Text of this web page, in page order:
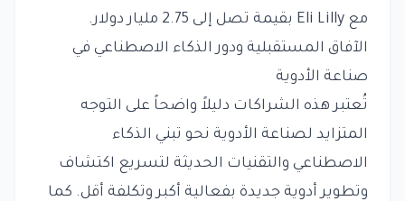
مع Eli Lilly بقيمة تصل إلى 2.75 مليار دولار.
الآفاق المستقبلية ودور الذكاء الاصطناعي في
صناعة الأدوية
تُعتبر هذه الشراكات دليلاً واضحاً على التوجه
المتزايد لصناعة الأدوية نحو تبني الذكاء
الاصطناعي والتقنيات الحديثة لتسريع اكتشاف
وتطوير أدوية جديدة بفعالية أكبر وتكلفة أقل. كما